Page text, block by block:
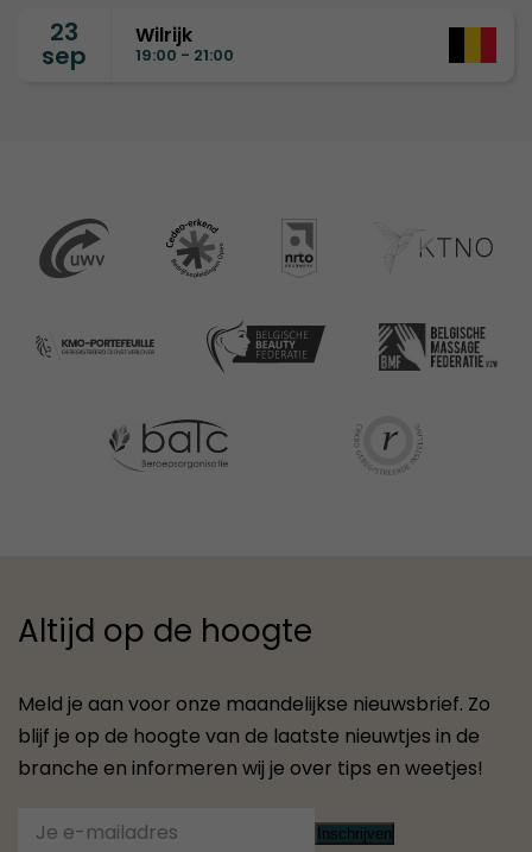
23
sep
Wilrijk
19:00 - 21:00
Altijd op de hoogte
Meld je aan voor onze maandelijkse nieuwsbrief. Zo
blijf je op de hoogte van de laatste nieuwtjes in de
branche en informeren wij je over tips en weetjes!
Inschrijven